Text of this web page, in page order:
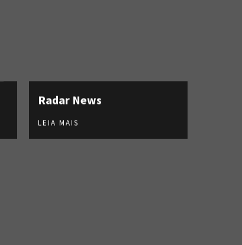
Radar News
LEIA MAIS